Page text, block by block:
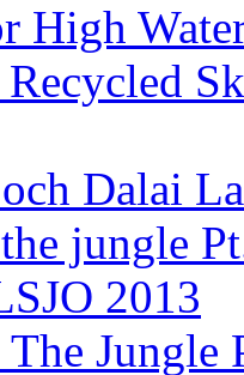
High
Dalai
jungle
2013
Jungle